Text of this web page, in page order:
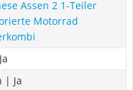
Assen 2 1-Teiler
Motorrad
| Ja